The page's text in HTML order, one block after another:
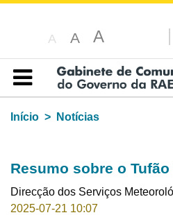
A A A
Índice
Início
Notícias
Resumo sobre o Tufão
Direcção dos Serviços
2025-07-21 10:07